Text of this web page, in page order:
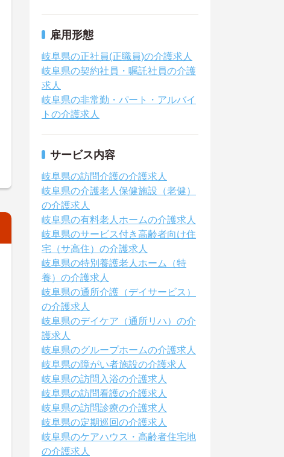
雇用形態
岐阜県の正社員(正職員)の介護求人
岐阜県の契約社員・嘱託社員の介護
求人
岐阜県の非常勤・パート・アルバイ
トの介護求人
サービス内容
岐阜県の訪問介護の介護求人
岐阜県の介護老人保健施設（老健）
の介護求人
岐阜県の有料老人ホームの介護求人
岐阜県のサービス付き高齢者向け住
宅（サ高住）の介護求人
岐阜県の特別養護老人ホーム（特
養）の介護求人
岐阜県の通所介護（デイサービス）
の介護求人
岐阜県のデイケア（通所リハ）の介
護求人
岐阜県のグループホームの介護求人
岐阜県の障がい者施設の介護求人
岐阜県の訪問入浴の介護求人
岐阜県の訪問看護の介護求人
岐阜県の訪問診療の介護求人
岐阜県の定期巡回の介護求人
岐阜県のケアハウス・高齢者住宅地
の介護求人